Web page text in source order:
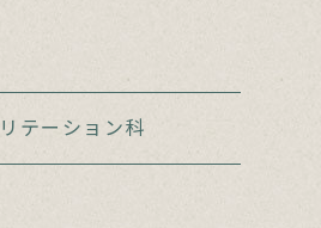
テーション科